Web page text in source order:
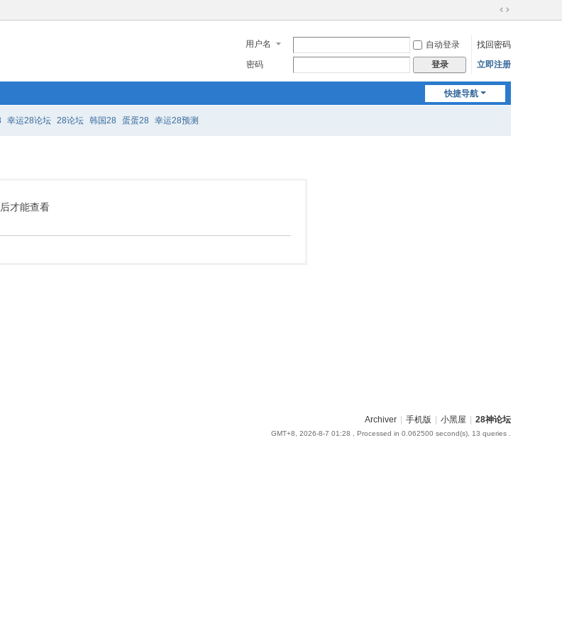
切
到
宽
用户名 自动登录
找回密码
密码
登录 立即注册
快捷导航
幸运28论坛 28论坛 韩国28 蛋蛋28 幸运28预测
才能查看
Archiver 手机版 小黑屋 28神论坛
GMT+8, 2026-8-7 01:28 , Processed in 0.062500 second(s), 13 queries .